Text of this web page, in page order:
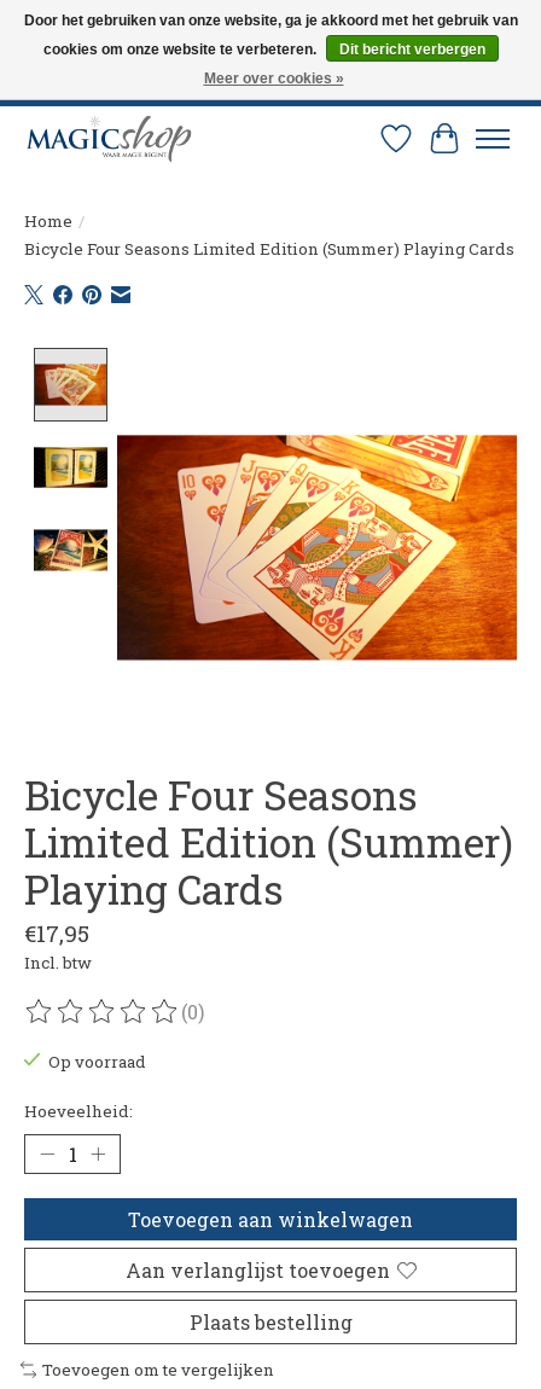
Altijd de nieuwste trucs op voorraad. Snelle verzending via PostNL en DHL.
Langskomen in onze winkel? Bel of mail om een afspraak te maken. 0251-
Verlanglijst
Home /
Bicycle Four Seasons Limited Edition (Summer) Playing Cards
Bicycle Four Seasons
Limited Edition (Summer)
Playing Cards
€17,95
Incl. btw
De beoordeling van dit product is
(0)
Op voorraad
Hoeveelheid:
Toevoegen aan winkelwagen
Aan verlanglijst toevoegen
Plaats bestelling
Toevoegen om te vergelijken
Door het gebruiken van onze website, ga je akkoord met het gebruik van
cookies om onze website te verbeteren.
Dit bericht verbergen
Meer over cookies »